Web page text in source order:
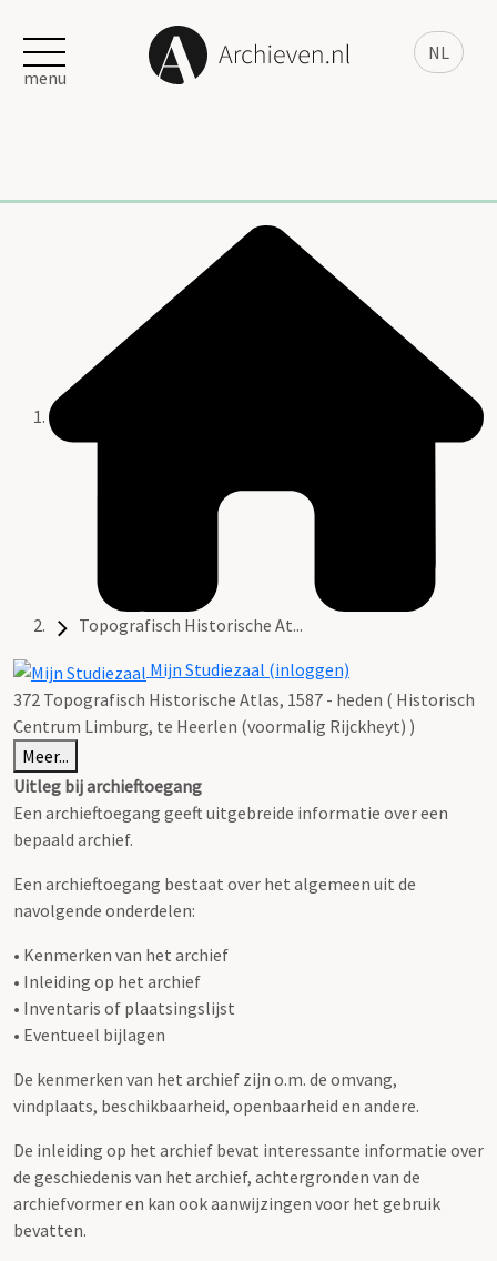
NL
menu
Topografisch Historische At...
Mijn Studiezaal (inloggen)
372 Topografisch Historische Atlas, 1587 - heden ( Historisch
Centrum Limburg, te Heerlen (voormalig Rijckheyt) )
Meer...
Uitleg bij archieftoegang
Een archieftoegang geeft uitgebreide informatie over een
bepaald archief.
Een archieftoegang bestaat over het algemeen uit de
navolgende onderdelen:
• Kenmerken van het archief
• Inleiding op het archief
• Inventaris of plaatsingslijst
• Eventueel bijlagen
De kenmerken van het archief zijn o.m. de omvang,
vindplaats, beschikbaarheid, openbaarheid en andere.
De inleiding op het archief bevat interessante informatie over
de geschiedenis van het archief, achtergronden van de
archiefvormer en kan ook aanwijzingen voor het gebruik
bevatten.